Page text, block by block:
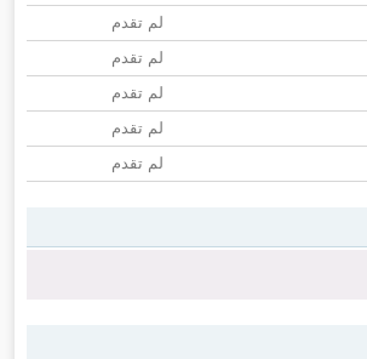
لم تقدم
لم تقدم
لم تقدم
لم تقدم
لم تقدم